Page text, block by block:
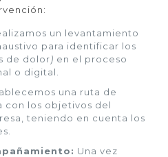
un levantamiento
para identificar los
de dolor) en el proceso
o digital.
una ruta de
con los objetivos del
teniendo en cuenta los
Una vez